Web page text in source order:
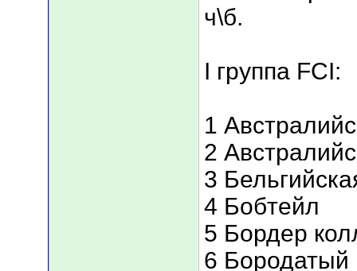
ч\б.
I группа FCI:
1
2
3
4 Бобтейл
5 Бордер
6 Бородатый